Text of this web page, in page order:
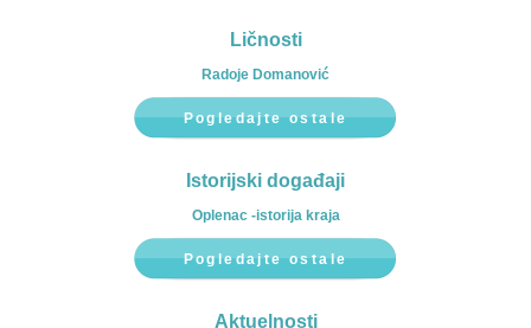
Ličnosti
Radoje Domanović
Pogledajte ostale
Istorijski događaji
Oplenac -istorija kraja
Pogledajte ostale
Aktuelnosti